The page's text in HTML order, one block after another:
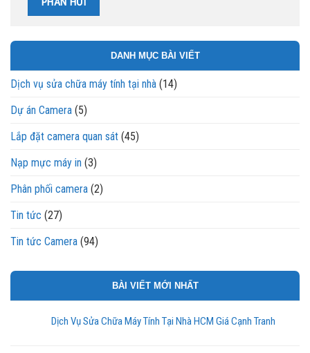
DANH MỤC BÀI VIẾT
Dịch vụ sửa chữa máy tính tại nhà (14)
Dự án Camera (5)
Lắp đặt camera quan sát (45)
Nạp mực máy in (3)
Phân phối camera (2)
Tin tức (27)
Tin tức Camera (94)
BÀI VIẾT MỚI NHẤT
Dịch Vụ Sửa Chữa Máy Tính Tại Nhà HCM Giá Cạnh Tranh